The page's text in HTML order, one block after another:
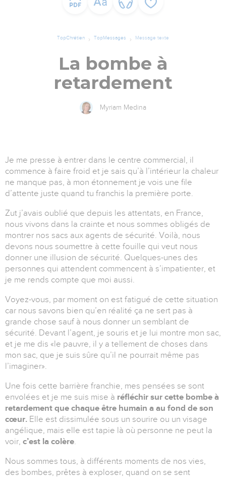
TopChrétien TopMessages Message texte
La bombe à
retardement
Myriam Medina
Je me presse à entrer dans le centre commercial, il
commence à faire froid et je sais qu’à l’intérieur la chaleur
ne manque pas, à mon étonnement je vois une file
d’attente juste quand tu franchis la première porte.
Zut j’avais oublié que depuis les attentats, en France,
nous vivons dans la crainte et nous sommes obligés de
montrer nos sacs aux agents de sécurité. Voilà, nous
devons nous soumettre à cette fouille qui veut nous
donner une illusion de sécurité. Quelques-unes des
personnes qui attendent commencent à s’impatienter, et
je me rends compte que moi aussi.
Voyez-vous, par moment on est fatigué de cette situation
car nous savons bien qu’en réalité ça ne sert pas à
grande chose sauf à nous donner un semblant de
sécurité. Devant l’agent, je souris et je lui montre mon sac,
et je me dis «le pauvre, il y a tellement de choses dans
mon sac, que je suis sûre qu’il ne pourrait même pas
l’imaginer».
Une fois cette barrière franchie, mes pensées se sont
envolées et je me suis mise à réfléchir sur cette bombe à
retardement que chaque être humain a au fond de son
cœur. Elle est dissimulée sous un sourire ou un visage
angélique, mais elle est tapie là où personne ne peut la
voir, c’est la colère.
Nous sommes tous, à différents moments de nos vies,
des bombes, prêtes à exploser, quand on se sent